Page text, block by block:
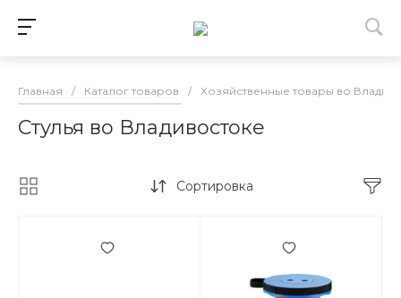
Главная / Каталог товаров / Хозяйственные товары во
Стулья во Владивостоке
Сортировка